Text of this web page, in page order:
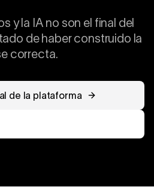
y la IA no son el final del
de haber construido la
correcta.
de la plataforma